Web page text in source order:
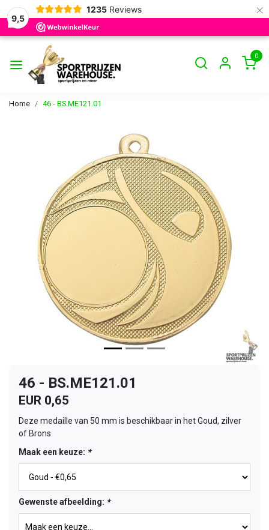
9,5
1235 Reviews ×
0
Home 46 - BS.ME121.01
Vorige
46 - BS.ME121.01
EUR 0,65
Deze medaille van 50 mm is beschikbaar in het Goud, zilver
of Brons
Maak een keuze: *
Gewenste afbeelding: *